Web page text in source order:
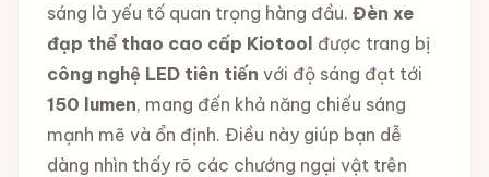
sáng là yếu tố quan trọng hàng đầu. Đèn xe
đạp thể thao cao cấp Kiotool được trang bị
công nghệ LED tiên tiến với độ sáng đạt tới
150 lumen, mang đến khả năng chiếu sáng
mạnh mẽ và ổn định. Điều này giúp bạn dễ
dàng nhìn thấy rõ các chướng ngại vật trên